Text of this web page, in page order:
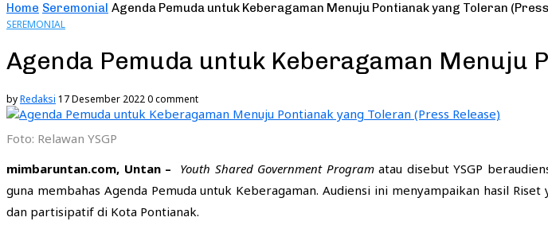
Home Seremonial Agenda Pemuda untuk Keberagaman Menuju Pontianak yang Toleran
SEREMONIAL
Agenda Pemuda untuk Keberagaman Menuju
byRedaksi 17 Desember 20220 comment
Foto: Relawan YSGP
mimbaruntan.com, Untan –
Youth Shared Government Programatau disebut YSGP
guna membahas Agenda Pemuda untuk Keberagaman. Audiensi ini menyampaikan hasil
dan partisipatif di Kota Pontianak.